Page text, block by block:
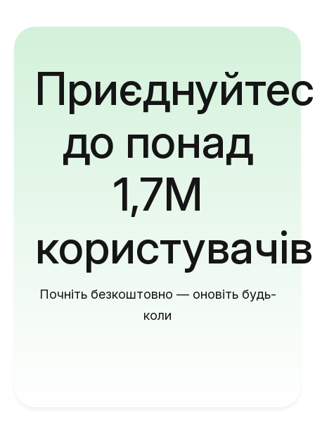
до понад
1,7M
користувачів
Почніть безкоштовно — оновіть будь-
коли